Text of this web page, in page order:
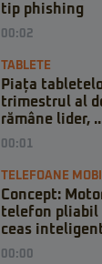
tip phishing
00:02
TABLETE
Piața
trimestrul al
rămâne lider,
00:01
TELEFOANE
Concept:
telefon pliabil
ceas
00:00